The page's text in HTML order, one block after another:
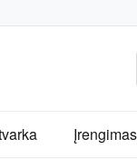
Įrengimas